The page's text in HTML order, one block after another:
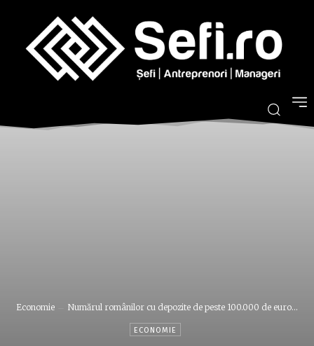
Economie Numărul românilor cu depozite de peste 100.000 de euro...
ECONOMIE